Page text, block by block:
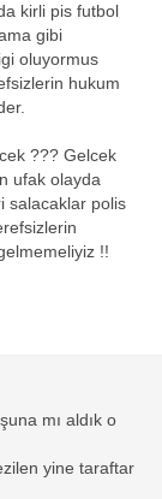
kirli pis futbol
gibi
oluyormus
hukum
??? Gelcek
ufak olayda
salacaklar polis
!!
mı aldık o
yine taraftar